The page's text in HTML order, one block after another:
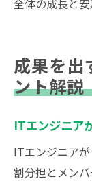
全体の成長と
成果を出
ント解説
ITエンジニア
ITエンジニア
割分担とメン